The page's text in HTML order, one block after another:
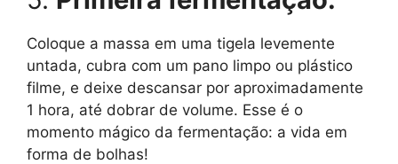
Coloque a massa em uma tigela levemente
untada, cubra com um pano limpo ou plástico
filme, e deixe descansar por aproximadamente
1 hora, até dobrar de volume. Esse é o
momento mágico da fermentação: a vida em
forma de bolhas!